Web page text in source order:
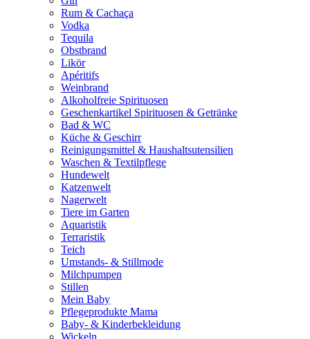
Rum & Cachaça
Vodka
Tequila
Obstbrand
Likör
Apéritifs
Weinbrand
Alkoholfreie Spirituosen
Geschenkartikel Spirituosen & Getränke
Bad & WC
Küche & Geschirr
Reinigungsmittel & Haushaltsutensilien
Waschen & Textilpflege
Hundewelt
Katzenwelt
Nagerwelt
Tiere im Garten
Aquaristik
Terraristik
Teich
Umstands- & Stillmode
Milchpumpen
Stillen
Mein Baby
Pflegeprodukte Mama
Baby- & Kinderbekleidung
Wickeln